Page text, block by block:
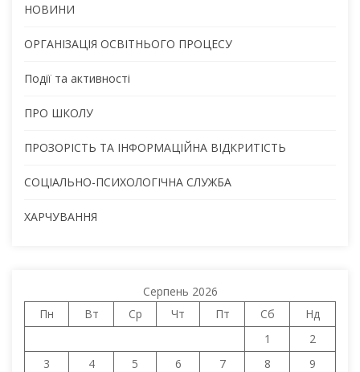
НОВИНИ
ОРГАНІЗАЦІЯ ОСВІТНЬОГО ПРОЦЕСУ
Події та активності
ПРО ШКОЛУ
ПРОЗОРІСТЬ ТА ІНФОРМАЦІЙНА ВІДКРИТІСТЬ
СОЦІАЛЬНО-ПСИХОЛОГІЧНА СЛУЖБА
ХАРЧУВАННЯ
Серпень 2026
Пн
Вт Ср Чт Пт Сб
Нд
1
2
3
4 5 6 7 8 9